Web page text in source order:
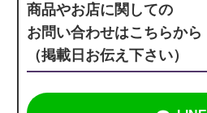
商品やお店に関しての
お問い合わせはこちらから
（掲載日お伝え下さい）